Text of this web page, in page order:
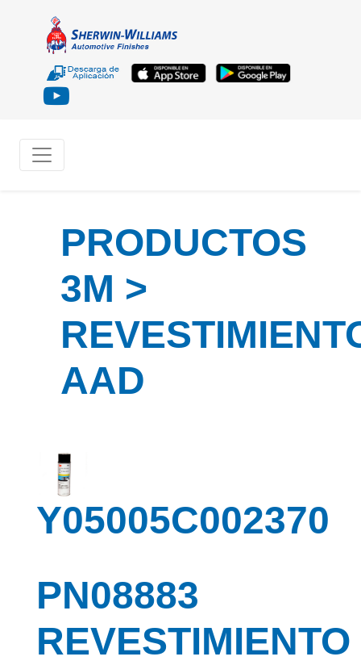
PRODUCTOS
3M >
AAD
Y05005C002370
PN08883
REVESTIMIENTO